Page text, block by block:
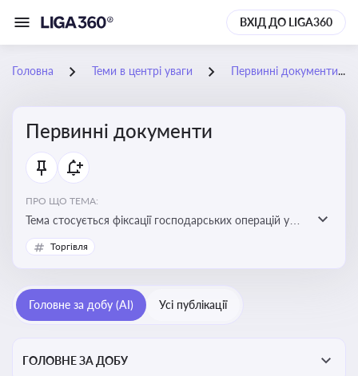
ВХІД ДО LIGA360
Головна Теми в центрі уваги Первинні документи
Первинні документи
ПРО ЩО ТЕМА:
Тема стосується фіксації господарських операцій у
бухгалтерському обліку та є основою для
податкового обліку
Торгівля
Головне за добу (AI) Усі публікації
ГОЛОВНЕ ЗА ДОБУ